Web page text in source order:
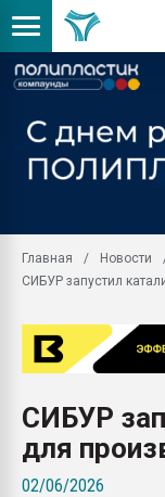
Главная
Новости
СИБУР запустил
СИБУР
для
02/06/2026